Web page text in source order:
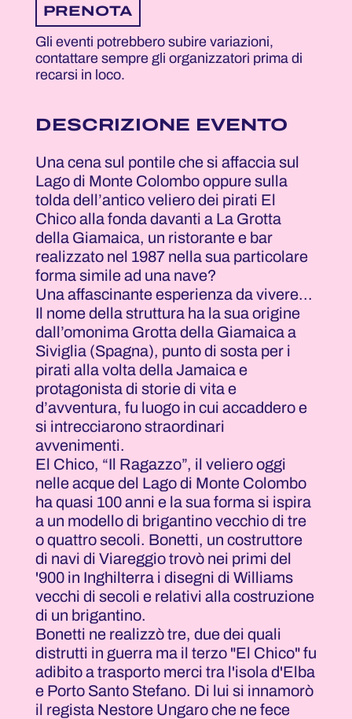
PRENOTA
Gli eventi potrebbero subire variazioni,
contattare sempre gli organizzatori prima di
recarsi in loco.
DESCRIZIONE EVENTO
Una cena sul pontile che si affaccia sul
Lago di Monte Colombo oppure sulla
tolda dell’antico veliero dei pirati El
Chico alla fonda davanti a La Grotta
della Giamaica, un ristorante e bar
realizzato nel 1987 nella sua particolare
forma simile ad una nave?
Una affascinante esperienza da vivere...
Il nome della struttura ha la sua origine
dall’omonima Grotta della Giamaica a
Siviglia (Spagna), punto di sosta per i
pirati alla volta della Jamaica e
protagonista di storie di vita e
d’avventura, fu luogo in cui accaddero e
si intrecciarono straordinari
avvenimenti.
El Chico, “Il Ragazzo”, il veliero oggi
nelle acque del Lago di Monte Colombo
ha quasi 100 anni e la sua forma si ispira
a un modello di brigantino vecchio di tre
o quattro secoli. Bonetti, un costruttore
di navi di Viareggio trovò nei primi del
'900 in Inghilterra i disegni di Williams
vecchi di secoli e relativi alla costruzione
di un brigantino.
Bonetti ne realizzò tre, due dei quali
distrutti in guerra ma il terzo "El Chico" fu
adibito a trasporto merci tra l'isola d'Elba
e Porto Santo Stefano. Di lui si innamorò
il regista Nestore Ungaro che ne fece